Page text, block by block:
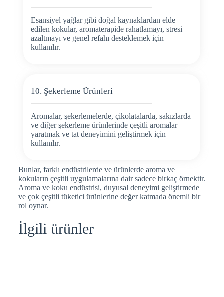
Esansiyel yağlar gibi doğal kaynaklardan elde
edilen kokular, aromaterapide rahatlamayı, stresi
azaltmayı ve genel refahı desteklemek için
kullanılır.
10. Şekerleme Ürünleri
Aromalar, şekerlemelerde, çikolatalarda, sakızlarda
ve diğer şekerleme ürünlerinde çeşitli aromalar
yaratmak ve tat deneyimini geliştirmek için
kullanılır.
Bunlar, farklı endüstrilerde ve ürünlerde aroma ve
kokuların çeşitli uygulamalarına dair sadece birkaç örnektir.
Aroma ve koku endüstrisi, duyusal deneyimi geliştirmede
ve çok çeşitli tüketici ürünlerine değer katmada önemli bir
rol oynar.
İlgili ürünler